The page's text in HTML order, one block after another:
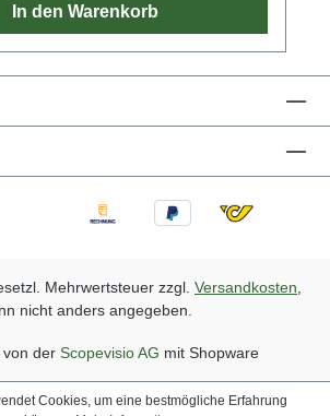
In den Warenkorb
Mehrwertsteuer zzgl. Versandkosten
nicht anders angegeben.
der Scopevisio AG mit Shopware
Cookies, um eine bestmögliche Erfahrung